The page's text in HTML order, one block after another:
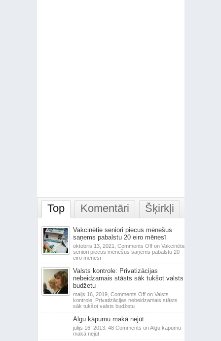
Top Komentāri Šķirkļi
Vakcinētie seniori piecus mēnešus
saņems pabalstu 20 eiro mēnesī
oktobris 13, 2021, Comments Offon Vakcinētie
seniori piecus mēnešus saņems pabalstu 20
eiro mēnesī
Valsts kontrole: Privatizācijas
nebeidzamais stāsts sāk tukšot valsts
budžetu
maijs 16, 2019, Comments Offon Valsts
kontrole: Privatizācijas nebeidzamais stāsts
sāk tukšot valsts budžetu
Algu kāpumu makā nejūt
jūlijs 16, 2013, 48 Comments on Algu kāpumu
makā nejūt